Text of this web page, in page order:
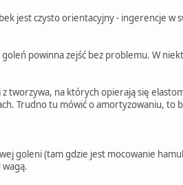
jest czysto orientacyjny - ingerencje w
powinna zejść bez problemu. W
tworzywa, na których opierają się
Trudno tu mówić o amortyzowaniu, to
goleni (tam gdzie jest mocowanie